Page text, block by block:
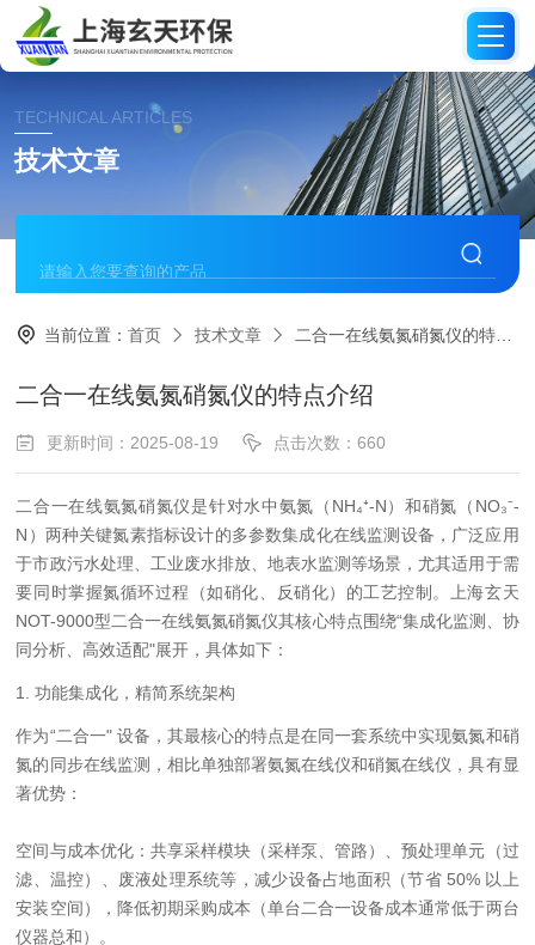
TECHNICAL ARTICLES
技术文章
当前位置：首页 技术文章 二合一在线氨氮硝氮仪的特点介绍
二合一在线氨氮硝氮仪的特点介绍
更新时间：2025-08-19 点击次数：660
二合一在线氨氮硝氮仪是针对水中氨氮（NH₄⁺-N）和硝氮（NO₃⁻-
N）两种关键氮素指标设计的多参数集成化在线监测设备，广泛应用
于市政污水处理、工业废水排放、地表水监测等场景，尤其适用于需
要同时掌握氮循环过程（如硝化、反硝化）的工艺控制。上海玄天
NOT-9000型二合一在线氨氮硝氮仪其核心特点围绕“集成化监测、协
同分析、高效适配"展开，具体如下：
1. 功能集成化，精简系统架构
作为“二合一" 设备，其最核心的特点是在同一套系统中实现氨氮和硝
氮的同步在线监测，相比单独部署氨氮在线仪和硝氮在线仪，具有显
著优势：
空间与成本优化：共享采样模块（采样泵、管路）、预处理单元（过
滤、温控）、废液处理系统等，减少设备占地面积（节省 50% 以上
安装空间），降低初期采购成本（单台二合一设备成本通常低于两台
仪器总和）。